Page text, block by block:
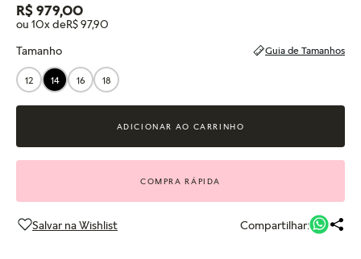
R$ 979,00
ou 10x deR$ 97,90
Tamanho
Guia de Tamanhos
12 14 16 18
ADICIONAR AO CARRINHO
COMPRA RÁPIDA
Compartilhar: